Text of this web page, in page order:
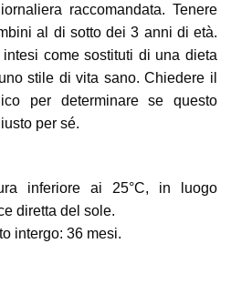
raccomandata. Tenere
al di sotto dei 3 anni di età.
come sostituti di una dieta
stile di vita sano. Chiedere il
per determinare se questo
per sé.
inferiore ai 25°C, in luogo
diretta del sole.
intergo: 36 mesi.